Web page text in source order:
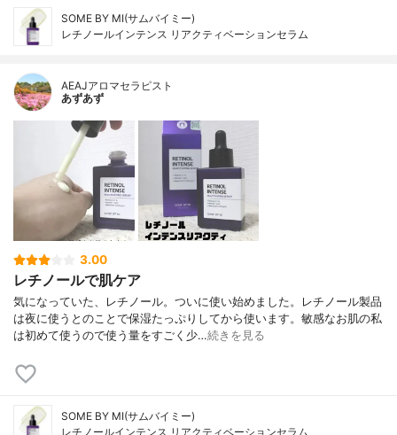
SOME BY MI(サムバイミー)
レチノールインテンス リアクティベーションセラム
AEAJアロマセラピスト
あずあず
3.00
レチノールで肌ケア
気になっていた、レチノール。ついに使い始めました。レチノール製品
は夜に使うとのことで保湿たっぷりしてから使います。敏感なお肌の私
は初めて使うので使う量をすごく少…続きを見る
SOME BY MI(サムバイミー)
レチノールインテンス リアクティベーションセラム